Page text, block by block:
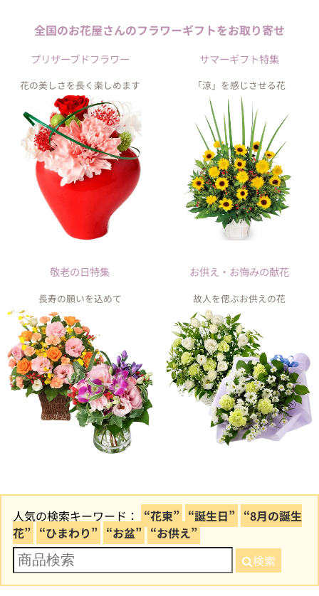
全国のお花屋さんのフラワーギフトをお取り寄せ
プリザーブドフラワー
花の美しさを長く楽しめます
サマーギフト特集
「涼」を感じさせる花
敬老の日特集
長寿の願いを込めて
お供え・お悔みの献花
故人を偲ぶお供えの花
人気の検索キーワード： “花束” “誕生日” “8月の誕生
花” “ひまわり” “お盆” “お供え”